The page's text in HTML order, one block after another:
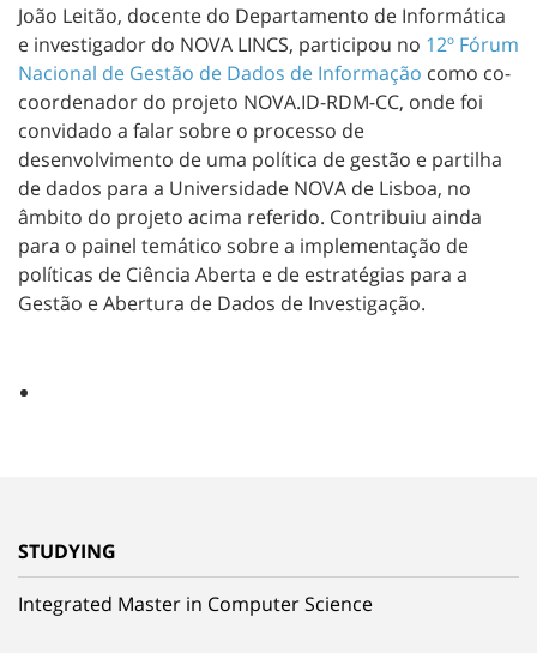
João Leitão, docente do Departamento de Informática
e investigador do NOVA LINCS, participou no 12º Fórum
Nacional de Gestão de Dados de Informação como co-
coordenador do projeto NOVA.ID-RDM-CC, onde foi
convidado a falar sobre o processo de
desenvolvimento de uma política de gestão e partilha
de dados para a Universidade NOVA de Lisboa, no
âmbito do projeto acima referido. Contribuiu ainda
para o painel temático sobre a implementação de
políticas de Ciência Aberta e de estratégias para a
Gestão e Abertura de Dados de Investigação.
STUDYING
Integrated Master in Computer Science